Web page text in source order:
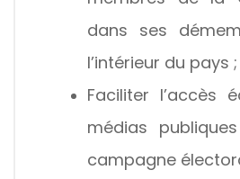
dans ses
l’intérieur du pays ;
Faciliter l’accès
médias
campagne